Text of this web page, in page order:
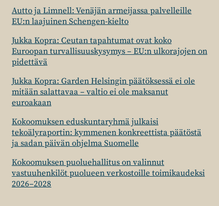
Autto ja Limnell: Venäjän armeijassa palvelleille
EU:n laajuinen Schengen-kielto
Jukka Kopra: Ceutan tapahtumat ovat koko
Euroopan turvallisuuskysymys – EU:n ulkorajojen on
pidettävä
Jukka Kopra: Garden Helsingin päätöksessä ei ole
mitään salattavaa – valtio ei ole maksanut
euroakaan
Kokoomuksen eduskuntaryhmä julkaisi
tekoälyraportin: kymmenen konkreettista päätöstä
ja sadan päivän ohjelma Suomelle
Kokoomuksen puoluehallitus on valinnut
vastuuhenkilöt puolueen verkostoille toimikaudeksi
2026–2028